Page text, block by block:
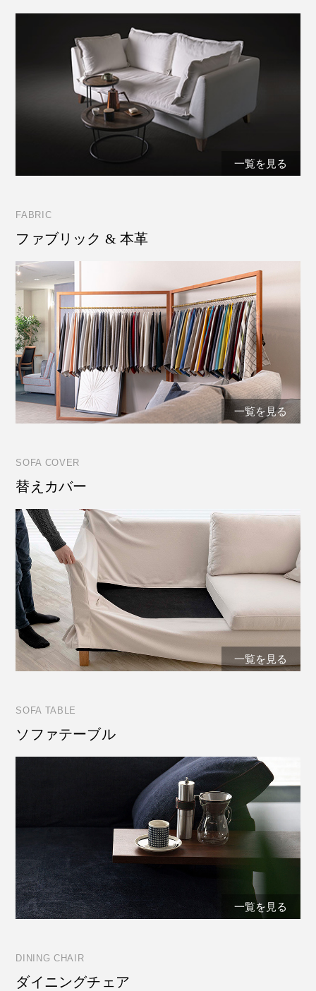
一覧を見る
FABRIC
ファブリック & 本革
一覧を見る
SOFA COVER
替えカバー
一覧を見る
SOFA TABLE
ソファテーブル
一覧を見る
DINING CHAIR
ダイニングチェア